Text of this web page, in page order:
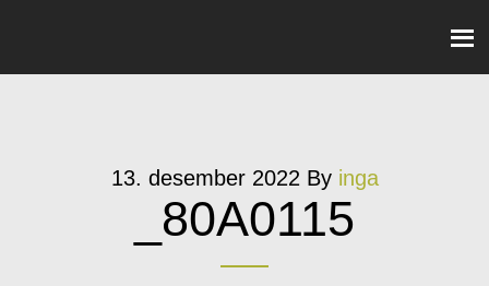
13. desember 2022 By inga
_80A0115